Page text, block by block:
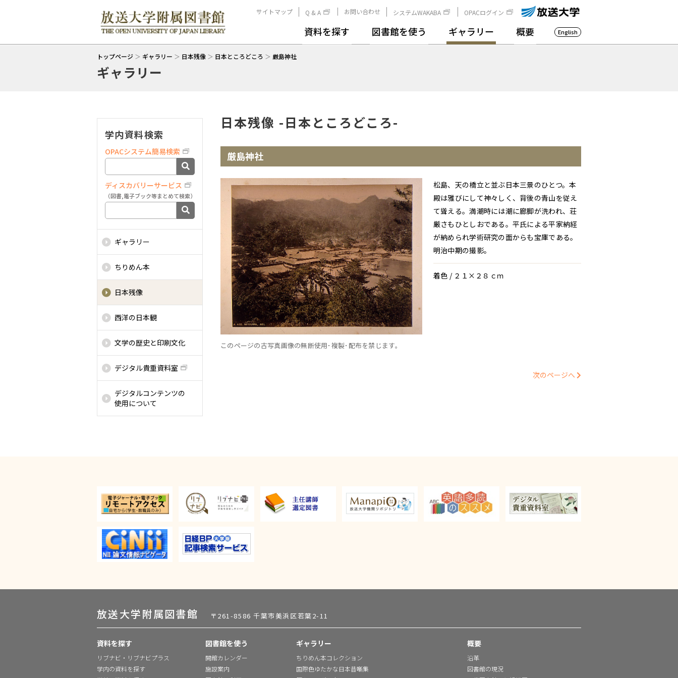
サイトマップ Q & A お問い合わせ システムWAKABA OPACログイン
資料を探す 図書館を使う ギャラリー 概要 English
トップページ ＞ ギャラリー ＞ 日本残像 ＞ 日本ところどころ ＞ 厳島神社
ギャラリー
日本残像 -日本ところどころ-
厳島神社
松島、天の橋立と並ぶ日本三景のひとつ。本
殿は雅びにして神々しく、背後の青山を従え
て聳える。満潮時には潮に廊脚が洗われ、荘
厳さもひとしおである。平氏による平家納経
が納められ学術研究の面からも宝庫である。
明治中期の撮影。
着色 / ２１×２８ｃｍ
このページの古写真画像の無断使用･複製･配布を禁じます。
次のページへ
学内資料検索
OPACシステム簡易検索
ディスカバリーサービス
（図書,電子ブック等まとめて検索）
ギャラリー
ちりめん本
日本残像
西洋の日本観
文学の歴史と印刷文化
デジタル貴重資料室
デジタルコンテンツの
使用について
放送大学附属図書館 〒261-8586 千葉市美浜区若葉2-11
資料を探す
リブナビ・リブナビプラス
学内の資料を探す
図書館を使う
開館カレンダー
施設案内
ギャラリー
ちりめん本コレクション
国際色ゆたかな日本昔噺集
概要
沿革
図書館の現況